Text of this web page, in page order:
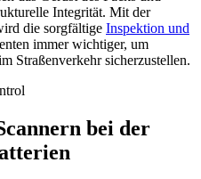
Integrität. Mit der
die sorgfältige Inspektion und
immer wichtiger, um
Straßenverkehr sicherzustellen.
bei der